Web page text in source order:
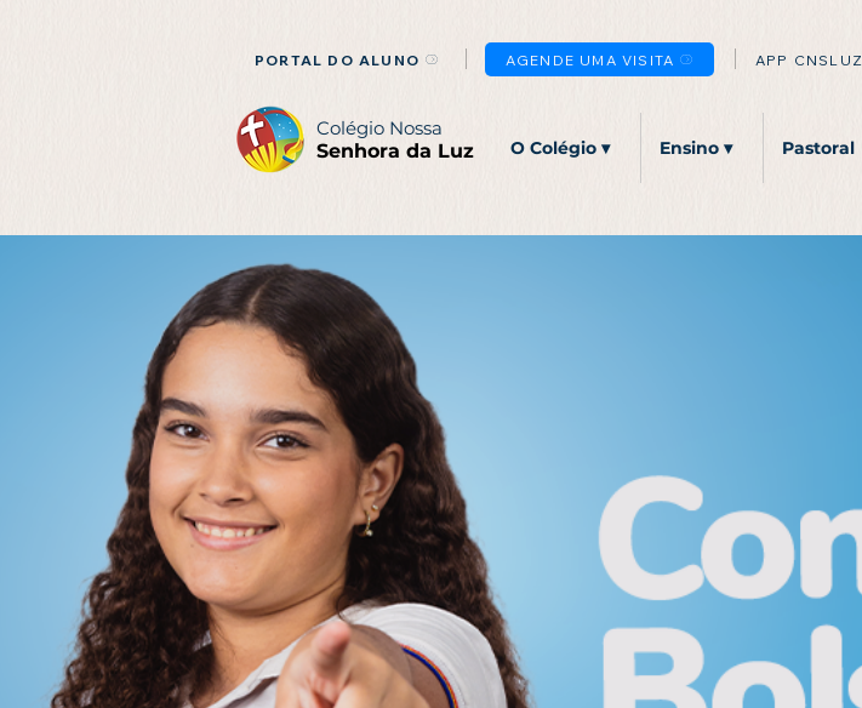
PORTAL DO ALUNO AGENDE UMA VISITA APP CNSLUZ
Colégio Nossa
Senhora da Luz
O Colégio ▾ Ensino ▾ Pastoral